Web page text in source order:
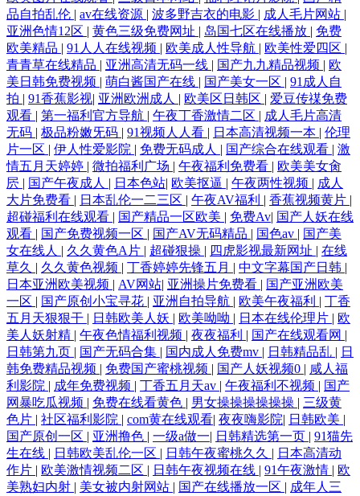
品自拍乱伦 | av在线资源 | 波多野吉衣的电影 | 成人毛片网站 |
亚洲色情12区 | 黄色三级免费网址 | 岛国七区在线播放 | 免费
欧美精品 | 91人人在线视频 | 欧美成人性导航 | 欧美性爱四区 |
青青草在线精品 | 亚洲高清无码一线 | 国产九九精品视频 | 欧
美日韩免费视频 | 萌白酱国产在线 | 国产美女一区 | 91成人自
拍 | 91香蕉影视| 亚洲欧洲成人 | 欧美区日韩区 | 爱豆传禖免费
观看 | 第一福利官方导航 | 午夜丁香激情二区 | 成人毛片高清
无码 | 极品粉嫩旡码 | 91视频人人看 | 日本高清视频一本 | 伦理
片一区 | 伊人性爱影院 | 免费无码成人 | 国产综合在线观看 | 激
情五月天婷婷 | 微拍福利广场 | 午夜福利免费看 | 欧美美女肏
屄 | 国产午夜成人 | 日本色站| 欧美抠逼 | 午夜两性视频 | 成人
大片免费看 | 日本乱伦一二三区 | 午夜AV福利 | 香蕉视频黄片 |
超碰福利在线观看 | 国产精品一区欧美 | 免费Av| 国产人妖在线
观看 | 国产免费视频一区 | 国产AV无码精品 | 国色av | 国产美
女在线人 | 久久黄色A片 | 超碰狠操 | 四虎影视最新网址 | 在线
草久 | 久久黄色视频 | 丁香婷婷先锋五月 | 中文字幕国产日韩 |
日本亚洲欧美视频 | AV网站| 亚洲操片免费看 | 国产亚洲欧美
一区 | 国产原创小宝寻花 | 亚洲自拍导航 | 欧美午夜福利 | 丁香
五月天狠狠干 | 日韩欧美人妖 | 欧美呦呦 | 日本在线伦理片 | 欧
美人妖射精 | 午夜色情福利视频 | 夜夜福利 | 国产在线观看网 |
日韩第九页 | 国产无码合集 | 国内成人免费mv | 日韩精品乱 | 日
韩免费精品视频 | 免费国产蜜桃视频 | 国产人妖视频0 | 咸人福
利影院 | 成年免费视频 | 丁香五月天av | 午夜福利不视频 | 国产
网暴吃瓜视频 | 免费在线看黄色 | 男女操操操操操操 | 三级黄
色片 | 社区福利影院 | com黄在线观看| 夜夜嗨影院| 日韩欧美 |
国产原创一区 | 亚洲撸色 | 一级a做一| 日韩精选第一页 | 91猫先
生在线 | 日韩欧美乱伦一区 | 日韩午夜蜜桃久久 | 日本高清动
作片 | 欧美激情视频二区 | 日韩午夜视频在线 | 91午夜激情 | 欧
美熟妇内射 | 美女被内射网站 | 国产在线播放一区 | 成年人三